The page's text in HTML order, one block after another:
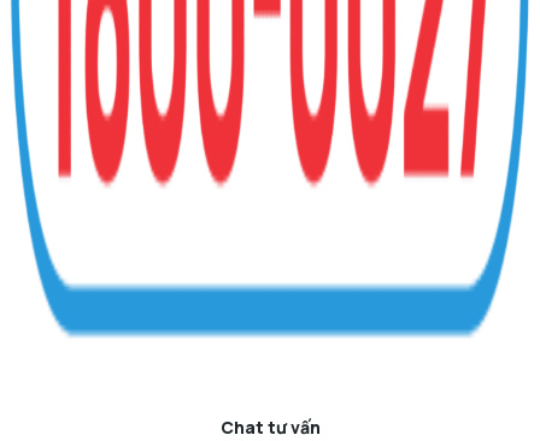
Chat tư vấn